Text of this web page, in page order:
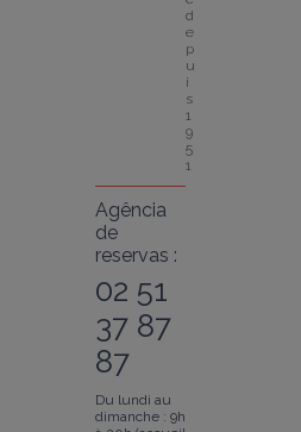
d
e
p
u
i
s
1
9
5
1
Agência
de
reservas :
02 51
37 87
87
Du lundi au
dimanche : 9h